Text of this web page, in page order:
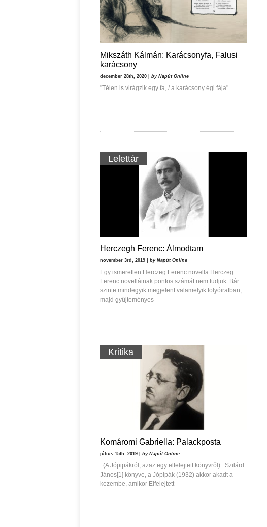
Mikszáth Kálmán: Karácsonyfa, Falusi
karácsony
december 28th, 2020 | by Napút Online
"Télen is virágzik egy fa, / a karácsony égi fája"
Lelettár
Herczegh Ferenc: Álmodtam
november 3rd, 2019 | by Napút Online
Egy ismeretlen Herczeg Ferenc novella Herczeg
Ferenc novelláinak pontos számát nem tudjuk. Bár
szinte mindegyik megjelent valamelyik folyóiratban,
majd gyűjteményes
Kritika
Komáromi Gabriella: Palackposta
július 15th, 2019 | by Napút Online
(A Jópipákról, azaz egy elfelejtett könyvről) Szilárd
János[1] könyve, a Jópipák (1932) akkor akadt a
kezembe, amikor Elfelejtett